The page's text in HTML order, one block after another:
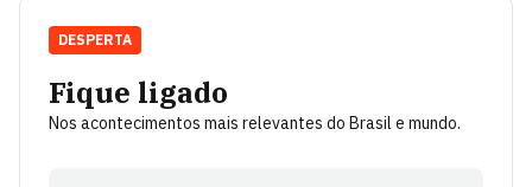
Fique ligado
Nos acontecimentos mais relevantes do Brasil e mundo.
DESPERTA